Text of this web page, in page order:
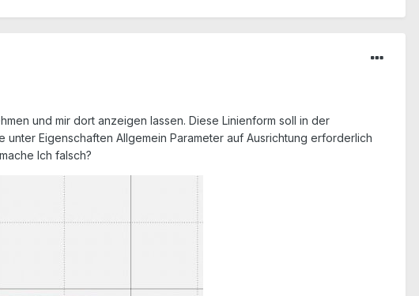
und mir dort anzeigen lassen. Diese Linienform soll in der
Eigenschaften Allgemein Parameter auf Ausrichtung erforderlich
Ich falsch?